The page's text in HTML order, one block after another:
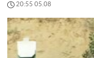
20:55 05.08